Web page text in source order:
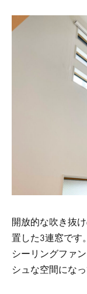
開放的な吹き抜
置した3連窓です。
シーリングファ
シュな空間になっ